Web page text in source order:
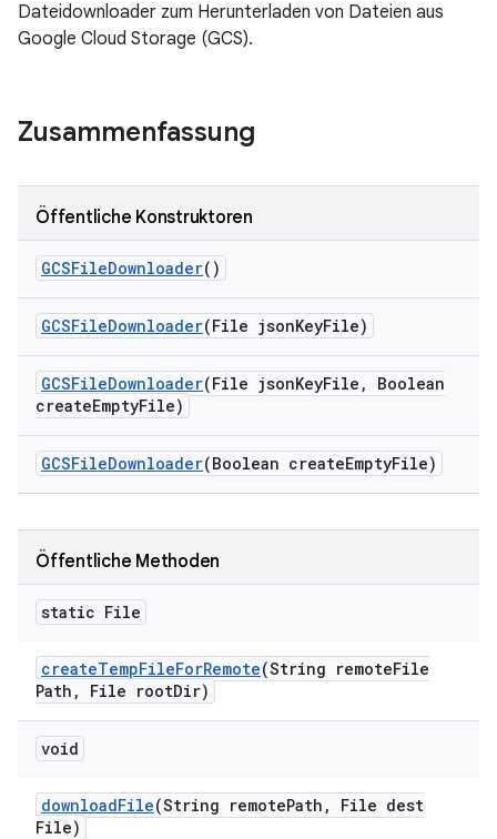
Dateidownloader zum Herunterladen von Dateien aus
Google Cloud Storage (GCS).
Zusammenfassung
Öffentliche Konstruktoren
GCSFileDownloader()
GCSFileDownloader(File jsonKeyFile)
GCSFileDownloader(File jsonKeyFile ,
Boolean
createEmptyFile)
GCSFileDownloader(Boolean createEmptyFile)
Öffentliche Methoden
static File
createTempFileForRemote(String remoteFile
Path , File rootDir)
void
downloadFile(String remotePath ,
File dest
File)